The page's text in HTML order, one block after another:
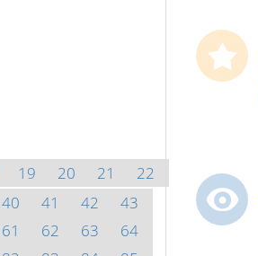
19 20 21
22
40 41 42
43
61 62 63
64